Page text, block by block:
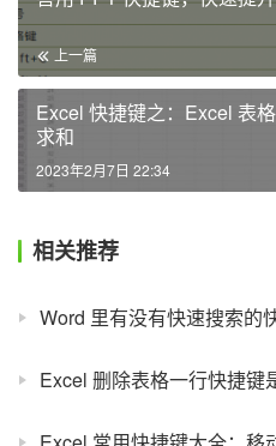
上一篇
Excel 快捷键之：Excel 表
求和
2023年2月7日 22:34
相关推荐
Word 里有没有快速搜索的
Excel 删除表格一行快捷键